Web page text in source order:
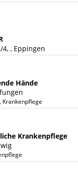
, Eppingen
Hände
Krankenpflege
Krankenpflege